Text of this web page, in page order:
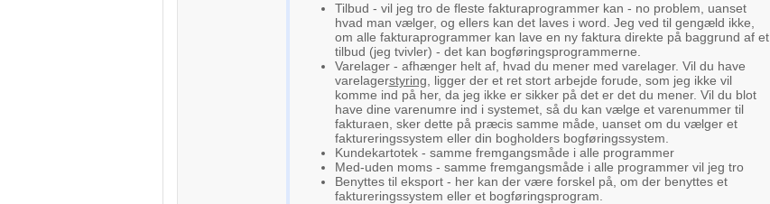
Tilbud - vil jeg tro de fleste fakturaprogrammer kan - no problem, uanset
hvad man vælger, og ellers kan det laves i word. Jeg ved til gengæld ikke,
om alle fakturaprogrammer kan lave en ny faktura direkte på baggrund af et
tilbud (jeg tvivler) - det kan bogføringsprogrammerne.
Varelager - afhænger helt af, hvad du mener med varelager. Vil du have
varelagerstyring , ligger der et ret stort arbejde forude, som jeg ikke vil
komme ind på her, da jeg ikke er sikker på det er det du mener. Vil du blot
have dine varenumre ind i systemet, så du kan vælge et varenummer til
fakturaen, sker dette på præcis samme måde, uanset om du vælger et
faktureringssystem eller din bogholders bogføringssystem.
Kundekartotek - samme fremgangsmåde i alle programmer
Med-uden moms - samme fremgangsmåde i alle programmer vil jeg tro
Benyttes til eksport - her kan der være forskel på, om der benyttes et
faktureringssystem eller et bogføringsprogram.